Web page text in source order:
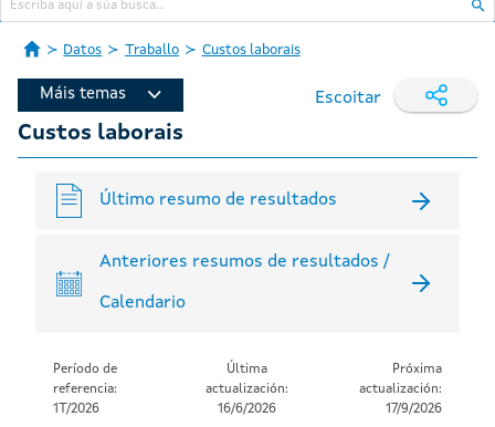
Datos Traballo Custos laborais
Máis temas Escoitar
Custos laborais
Último resumo de resultados
Anteriores resumos de resultados /
Calendario
Período de
referencia:
1T/2026
Última
actualización:
16/6/2026
Próxima
actualización:
17/9/2026